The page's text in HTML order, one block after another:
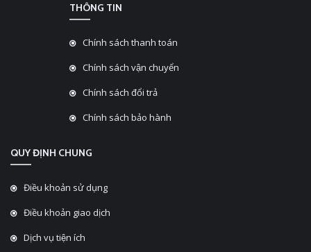
THÔNG TIN
Chính sách thanh toán
Chính sách vận chuyển
Chính sách đổi trả
Chính sách bảo hành
QUY ĐỊNH CHUNG
Điều khoản sử dụng
Điều khoản giao dịch
Dịch vụ tiện ích